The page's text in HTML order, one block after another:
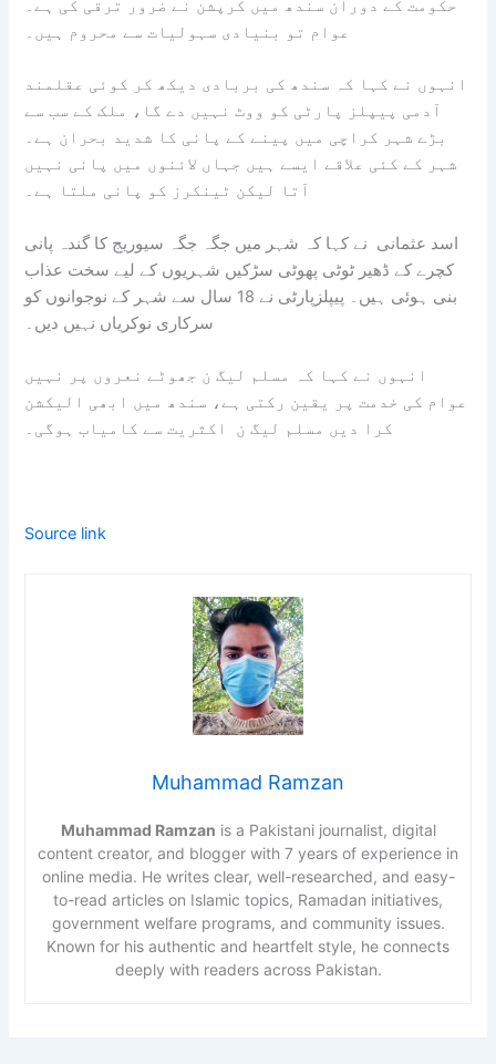
حکومت کے دوران سندھ میں کرپشن نے ضرور ترقی کی ہے۔
عوام تو بنیادی سہولیات سے محروم ہیں۔
انہوں نے کہا کہ سندھ کی بربادی دیکھ کر کوئی عقلمند
آدمی پیپلز پارٹی کو ووٹ نہیں دے گا، ملک کے سب سے
بڑے شہر کراچی میں پینے کے پانی کا شدید بحران ہے۔
شہر کے کئی علاقے ایسے ہیں جہاں لائنوں میں پانی نہیں
آتا لیکن ٹینکرز کو پانی ملتا ہے۔
اسد عثمانی نے کہا کہ شہر میں جگہ جگہ سیوریج کا گندہ پانی
کچرے کے ڈھیر ٹوٹی پھوٹی سڑکیں شہریوں کے لیے سخت عذاب
بنی ہوئی ہیں۔ پیپلزپارٹی نے 18 سال سے شہر کے نوجوانوں کو
سرکاری نوکریاں نہیں دیں۔
انہوں نے کہا کہ مسلم لیگ ن جھوٹے نعروں پر نہیں
عوام کی خدمت پر یقین رکتی ہے، سندھ میں ابھی الیکشن
کرا دیں مسلم لیگ ن اکثریت سے کامیاب ہوگی۔
Source link
Muhammad Ramzan
Muhammad Ramzan is a Pakistani journalist, digital
content creator, and blogger with 7 years of experience in
online media. He writes clear, well-researched, and easy-
to-read articles on Islamic topics, Ramadan initiatives,
government welfare programs, and community issues.
Known for his authentic and heartfelt style, he connects
deeply with readers across Pakistan.